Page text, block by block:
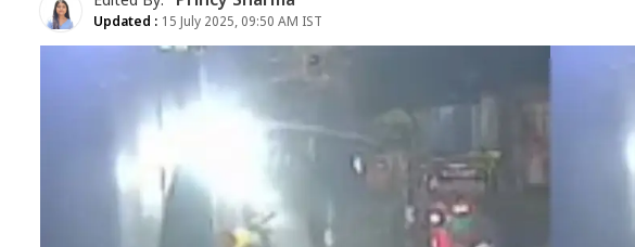
Updated : 15 July 2025, 09:50 AM IST